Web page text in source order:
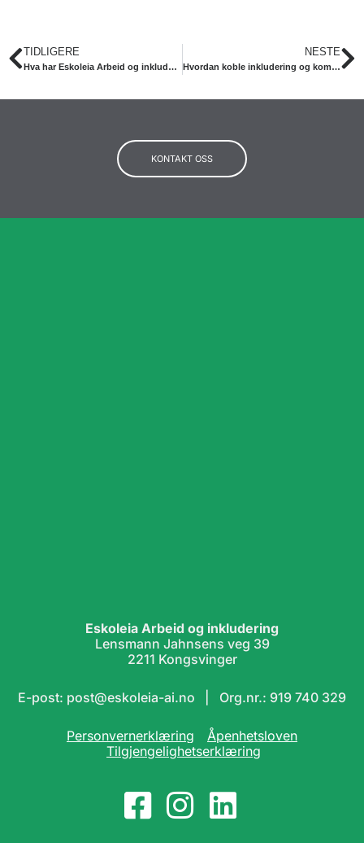
Prev
TIDLIGERE
Hva har Eskoleia Arbeid og inkludering og CREDS til felles?
NESTE
Hvordan koble inkludering og kommersiell drift i praksis?
KONTAKT OSS
Eskoleia Arbeid og inkludering
Lensmann Jahnsens veg 39
2211 Kongsvinger
E-post: post@eskoleia-ai.no | Org.nr.: 919 740 329
Personvernerklæring
Åpenhetsloven
Tilgjengelighetserklæring